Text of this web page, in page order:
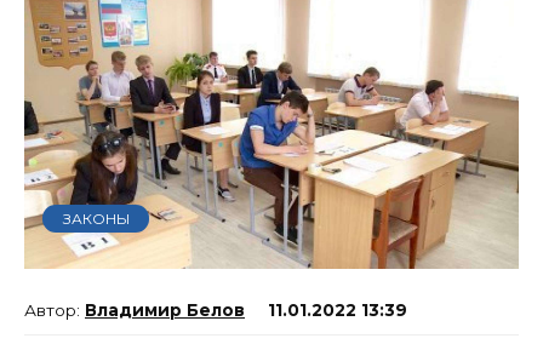
ЗАКОНЫ
Владимир Белов 11.01.2022 13:39